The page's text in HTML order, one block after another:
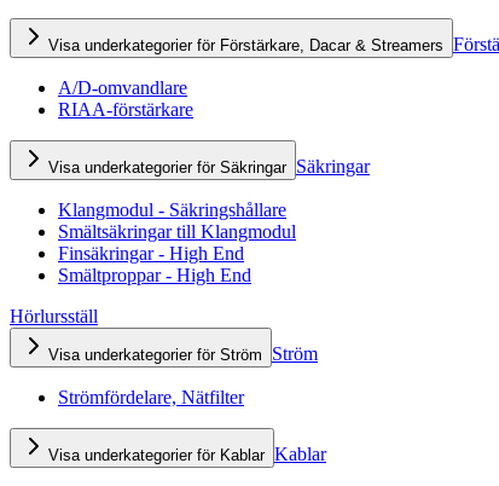
Visa underkategorier för Förstärkare, Dacar & Streamers
A/D-omvandlare
RIAA-förstärkare
Visa underkategorier för Säkringar Säkringar
Klangmodul - Säkringshållare
Smältsäkringar till Klangmodul
Finsäkringar - High End
Smältproppar - High End
Hörlursställ
Visa underkategorier för Ström Ström
Strömfördelare, Nätfilter
Visa underkategorier för Kablar Kablar